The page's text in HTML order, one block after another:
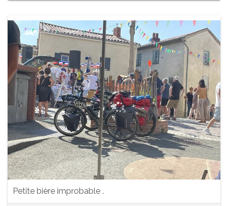
Petite bière improbable .